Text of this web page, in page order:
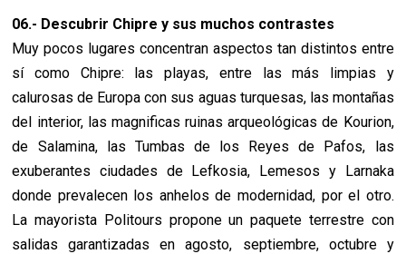
06.- Descubrir Chipre y sus muchos contrastes
Muy pocos lugares concentran aspectos tan distintos entre
sí como Chipre: las playas, entre las más limpias y
calurosas de Europa con sus aguas turquesas, las montañas
del interior, las magnificas ruinas arqueológicas de Kourion,
de Salamina, las Tumbas de los Reyes de Pafos, las
exuberantes ciudades de Lefkosia, Lemesos y Larnaka
donde prevalecen los anhelos de modernidad, por el otro.
La mayorista Politours propone un paquete terrestre con
salidas garantizadas en agosto, septiembre, octubre y